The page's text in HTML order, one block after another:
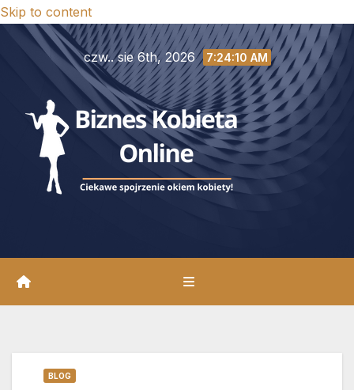
Skip to content
czw.. sie 6th, 2026 7:24:12 AM
BLOG